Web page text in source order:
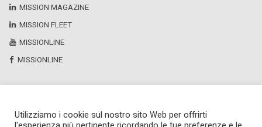
MISSION MAGAZINE
MISSION FLEET
MISSIONLINE
MISSIONLINE
Copyright © 2025 by Newsteca
Utilizziamo i cookie sul nostro sito Web per offrirti